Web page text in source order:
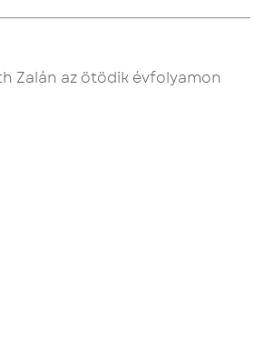
Zalán az ötödik évfolyamon